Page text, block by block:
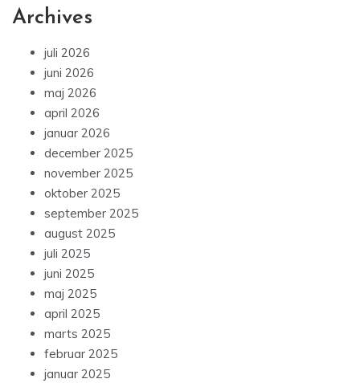
Archives
juli 2026
juni 2026
maj 2026
april 2026
januar 2026
december 2025
november 2025
oktober 2025
september 2025
august 2025
juli 2025
juni 2025
maj 2025
april 2025
marts 2025
februar 2025
januar 2025